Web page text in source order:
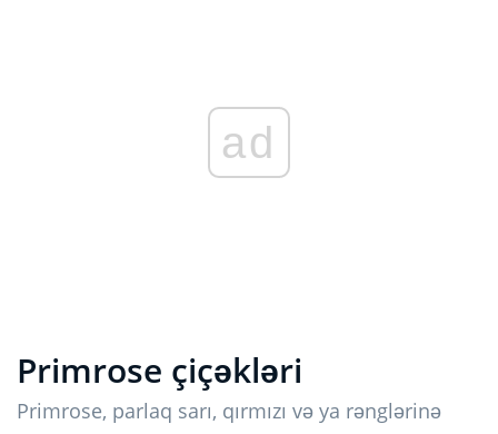
ad
Primrose çiçəkləri
Primrose, parlaq sarı, qırmızı və ya rənglərinə